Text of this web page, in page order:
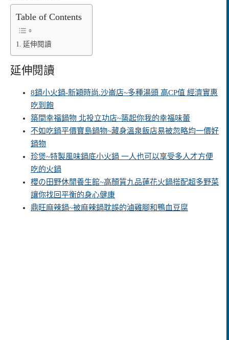
Table of Contents
延伸閱讀
延伸閱讀
8鍋小火鍋-新穎時尚.沙崙店~多種湯頭 高CP值 經濟實惠
吃到飽
築間幸福鍋物 北投立功店~築起你我的幸福味蕾
不如吃鍋平價寶島鍋物~藏身溫泉飯店易被忽略均一價好
鍋物
珍煲~特製風味鍋底小火鍋 一人也可以享受多人才方便
吃的火鍋
櫻の田野休閒養生館~高顏質九品蓮花火鍋搭配超多野菜
讓你找回平衡的身心健康
鼎旺麻辣鍋~被麻辣鍋耽誤的滷雞腳和鴨血豆腐